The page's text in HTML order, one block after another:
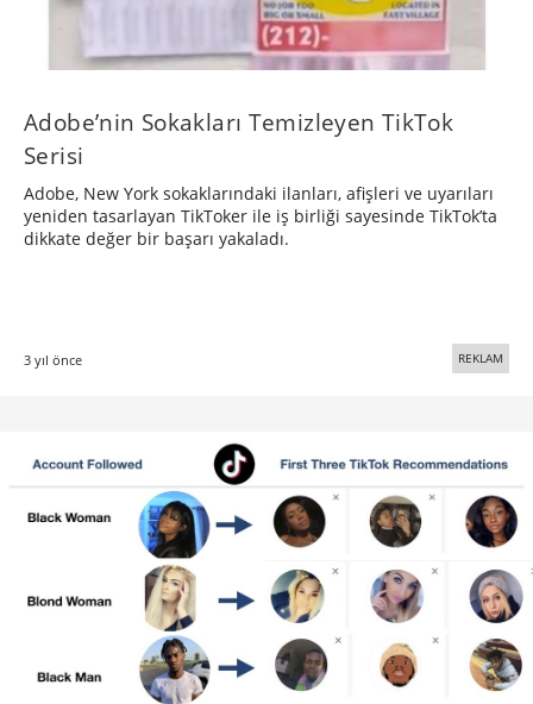
Adobe’nin Sokakları Temizleyen TikTok
Serisi
Adobe, New York sokaklarındaki ilanları, afişleri ve uyarıları
yeniden tasarlayan TikToker ile iş birliği sayesinde TikTok’ta
dikkate değer bir başarı yakaladı.
3 yıl önce REKLAM